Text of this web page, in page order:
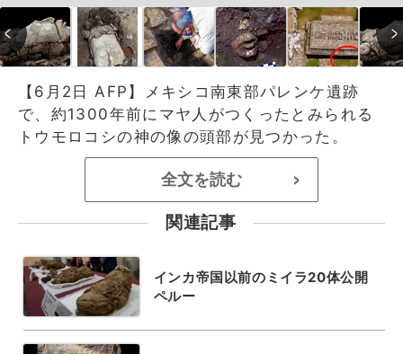
【6月2日 AFP】メキシコ南東部パレンケ遺跡
で、約1300年前にマヤ人がつくったとみられる
トウモロコシの神の像の頭部が見つかった。
全文を読む >
関連記事
インカ帝国以前のミイラ20体公開
ペルー